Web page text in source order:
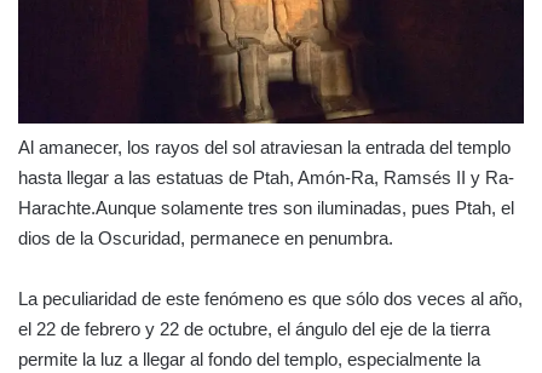
Al amanecer, los rayos del sol atraviesan la entrada del templo
hasta llegar a las estatuas de Ptah, Amón-Ra, Ramsés II y Ra-
Harachte.Aunque solamente tres son iluminadas, pues Ptah, el
dios de la Oscuridad, permanece en penumbra.
La peculiaridad de este fenómeno es que sólo dos veces al año,
el 22 de febrero y 22 de octubre, el ángulo del eje de la tierra
permite la luz a llegar al fondo del templo, especialmente la